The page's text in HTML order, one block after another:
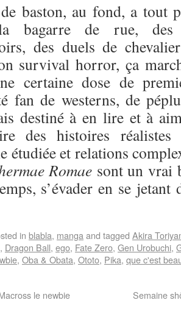
baston, au fond, a tout
bagarre de rue, des
des duels de
survival horror, ça
certaine dose de
fan de westerns, de
destiné à en lire et à
des histoires
étudiée et relations
Romae sont un vrai
s’évader en se jetant
in blabla, manga and tagged Akira
, Dragon Ball, ego, Fate Zero, Gen Urobuchi,
, Oba & Obata, Ototo, Pika, que c'est
le newbie Semaine